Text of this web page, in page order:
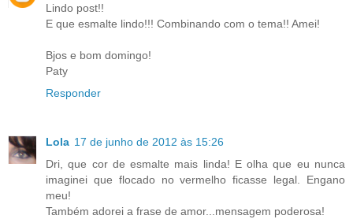
Lindo post!!
E que esmalte lindo!!! Combinando com o tema!! Amei!
Bjos e bom domingo!
Paty
Responder
Lola 17 de junho de 2012 às 15:26
Dri, que cor de esmalte mais linda! E olha que eu nunca
imaginei que flocado no vermelho ficasse legal. Engano
meu!
Também adorei a frase de amor...mensagem poderosa!